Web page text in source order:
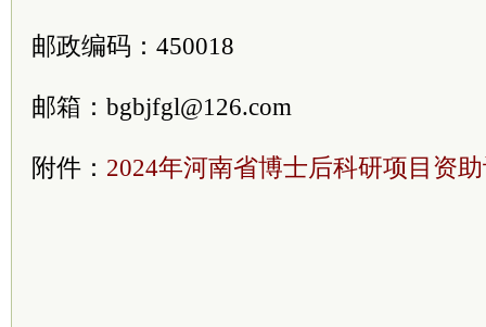
邮政编码：450018
邮箱：bgbjfgl@126.com
附件： 2024年河南省博士后科研项目资